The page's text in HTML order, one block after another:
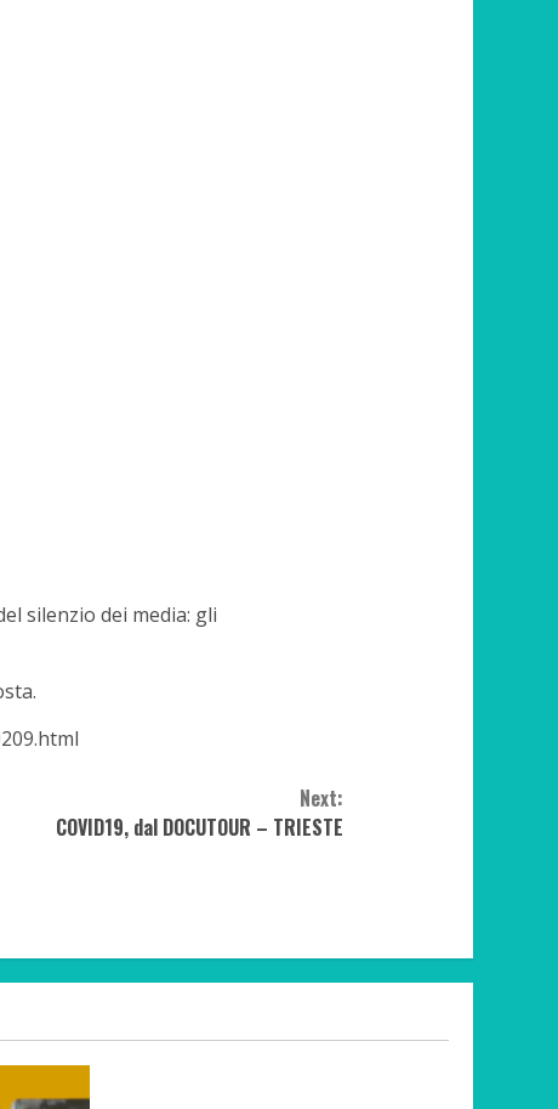
silenzio dei media: gli
Next:
COVID19, dal DOCUTOUR – TRIESTE